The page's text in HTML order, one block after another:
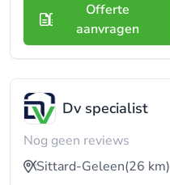
Offerte
aanvragen
Dv specialist
Nog geen reviews
Sittard-Geleen(26 km)